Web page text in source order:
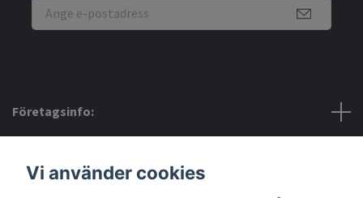
Företagsinfo:
Vi använder cookies